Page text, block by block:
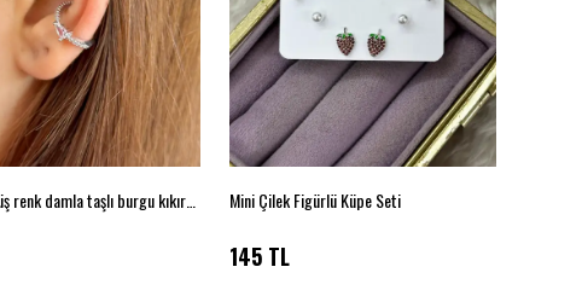
Mini Çilek Figürlü Küpe Seti
145 TL